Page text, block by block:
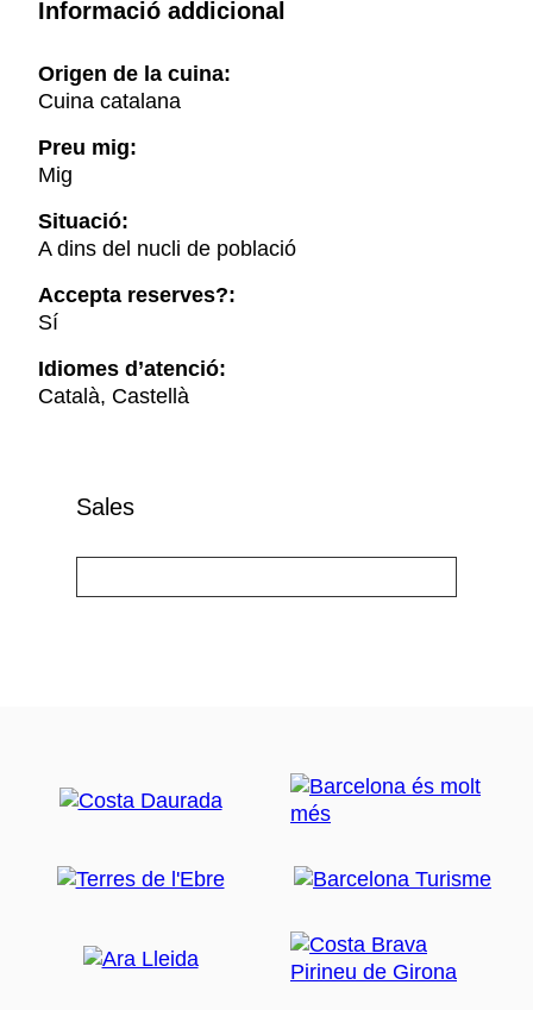
Informació addicional
Origen de la cuina:
Cuina catalana
Preu mig:
Mig
Situació:
A dins del nucli de població
Accepta reserves?:
Sí
Idiomes d’atenció:
Català, Castellà
Sales